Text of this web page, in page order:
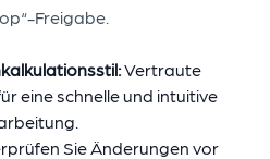
Freigabe.
Vertraute
eine schnelle und intuitive
Sie Änderungen vor